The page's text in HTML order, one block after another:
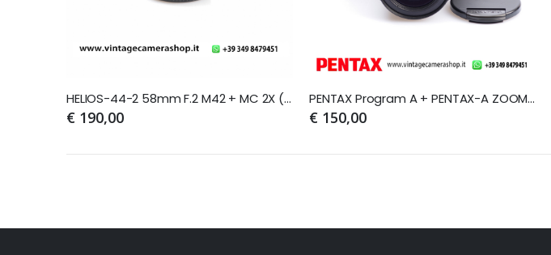
HELIOS-44-2 58mm F.2 M42 + MC 2X (Effetto Bokeh)
€ 190,00
PENTAX Program A + PENTAX-A ZOOM 35-70mm 1:4
€ 150,00